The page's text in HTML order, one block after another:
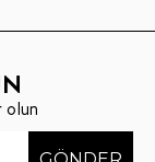
olun